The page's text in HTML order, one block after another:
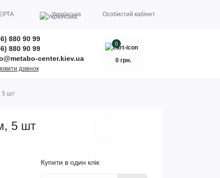
Українська Особистий кабінет
880 90 99
880 90 99
center.kiev.ua
дзвінок
0
0 грн.
5 шт
5 шт
Купити в один клік